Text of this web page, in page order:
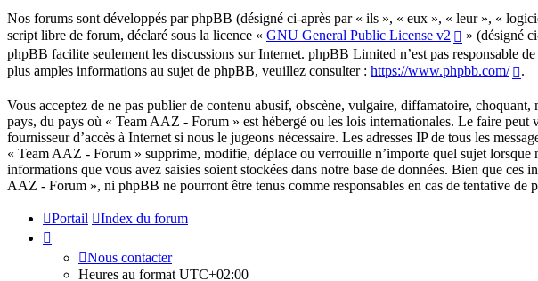
Nos forums sont développés par phpBB (désigné ci-après par « ils », « eux », « leur », «
script libre de forum, déclaré sous la licence « GNU General Public License v2 » (désigné
phpBB facilite seulement les discussions sur Internet. phpBB Limited n’est pas responsable
plus amples informations au sujet de phpBB, veuillez consulter : https://www.phpbb.com/ .
Vous acceptez de ne pas publier de contenu abusif, obscène, vulgaire, diffamatoire,
pays, du pays où « Team AAZ - Forum » est hébergé ou les lois internationales. Le faire
fournisseur d’accès à Internet si nous le jugeons nécessaire. Les adresses IP de tous les
« Team AAZ - Forum » supprime, modifie, déplace ou verrouille n’importe quel sujet lorsque
informations que vous avez saisies soient stockées dans notre base de données. Bien que
AAZ - Forum », ni phpBB ne pourront être tenus comme responsables en cas de tentative de
Portail Index du forum
Nous contacter
Heures au formatUTC+02:00